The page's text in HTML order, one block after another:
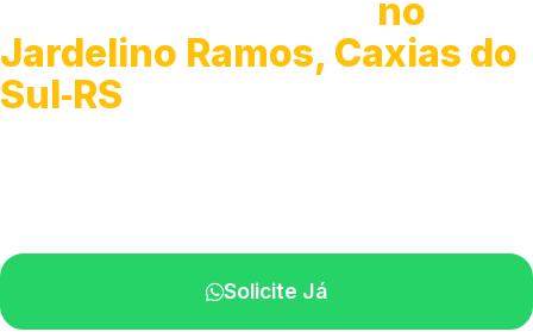
no
Jardelino Ramos, Caxias do
Sul‑RS
Solicite Já